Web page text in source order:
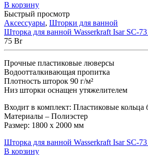
В корзину
Быстрый просмотр
Аксессуары, Шторки для ванной
Шторка для ванной Wasserkraft Isar SC-
75 Br
Прочные пластиковые люверсы
Водоотталкивающая пропитка
Плотность шторок 90 г/м²
Низ шторки оснащен утяжелителем
Входит в комплект: Пластиковые кольца
Материалы – Полиэстер
Размер: 1800 х 2000 мм
Шторка для ванной Wasserkraft Isar SC-
В корзину